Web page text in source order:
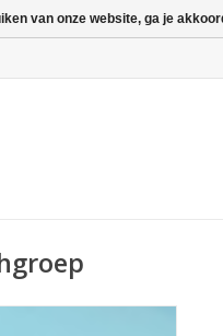
van onze website, ga je